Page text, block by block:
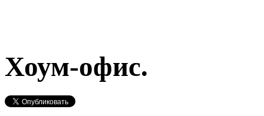
Хоум-офис.